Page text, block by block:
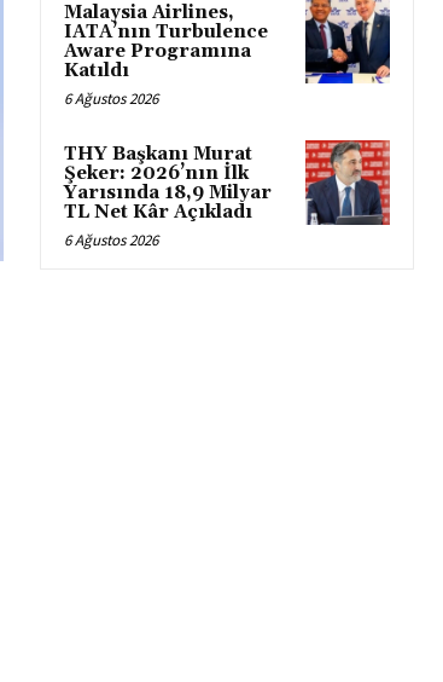
Malaysia Airlines,
IATA’nın Turbulence
Aware Programına
Katıldı
6 Ağustos 2026
THY Başkanı Murat
Şeker: 2026’nın İlk
Yarısında 18,9 Milyar
TL Net Kâr Açıkladı
6 Ağustos 2026